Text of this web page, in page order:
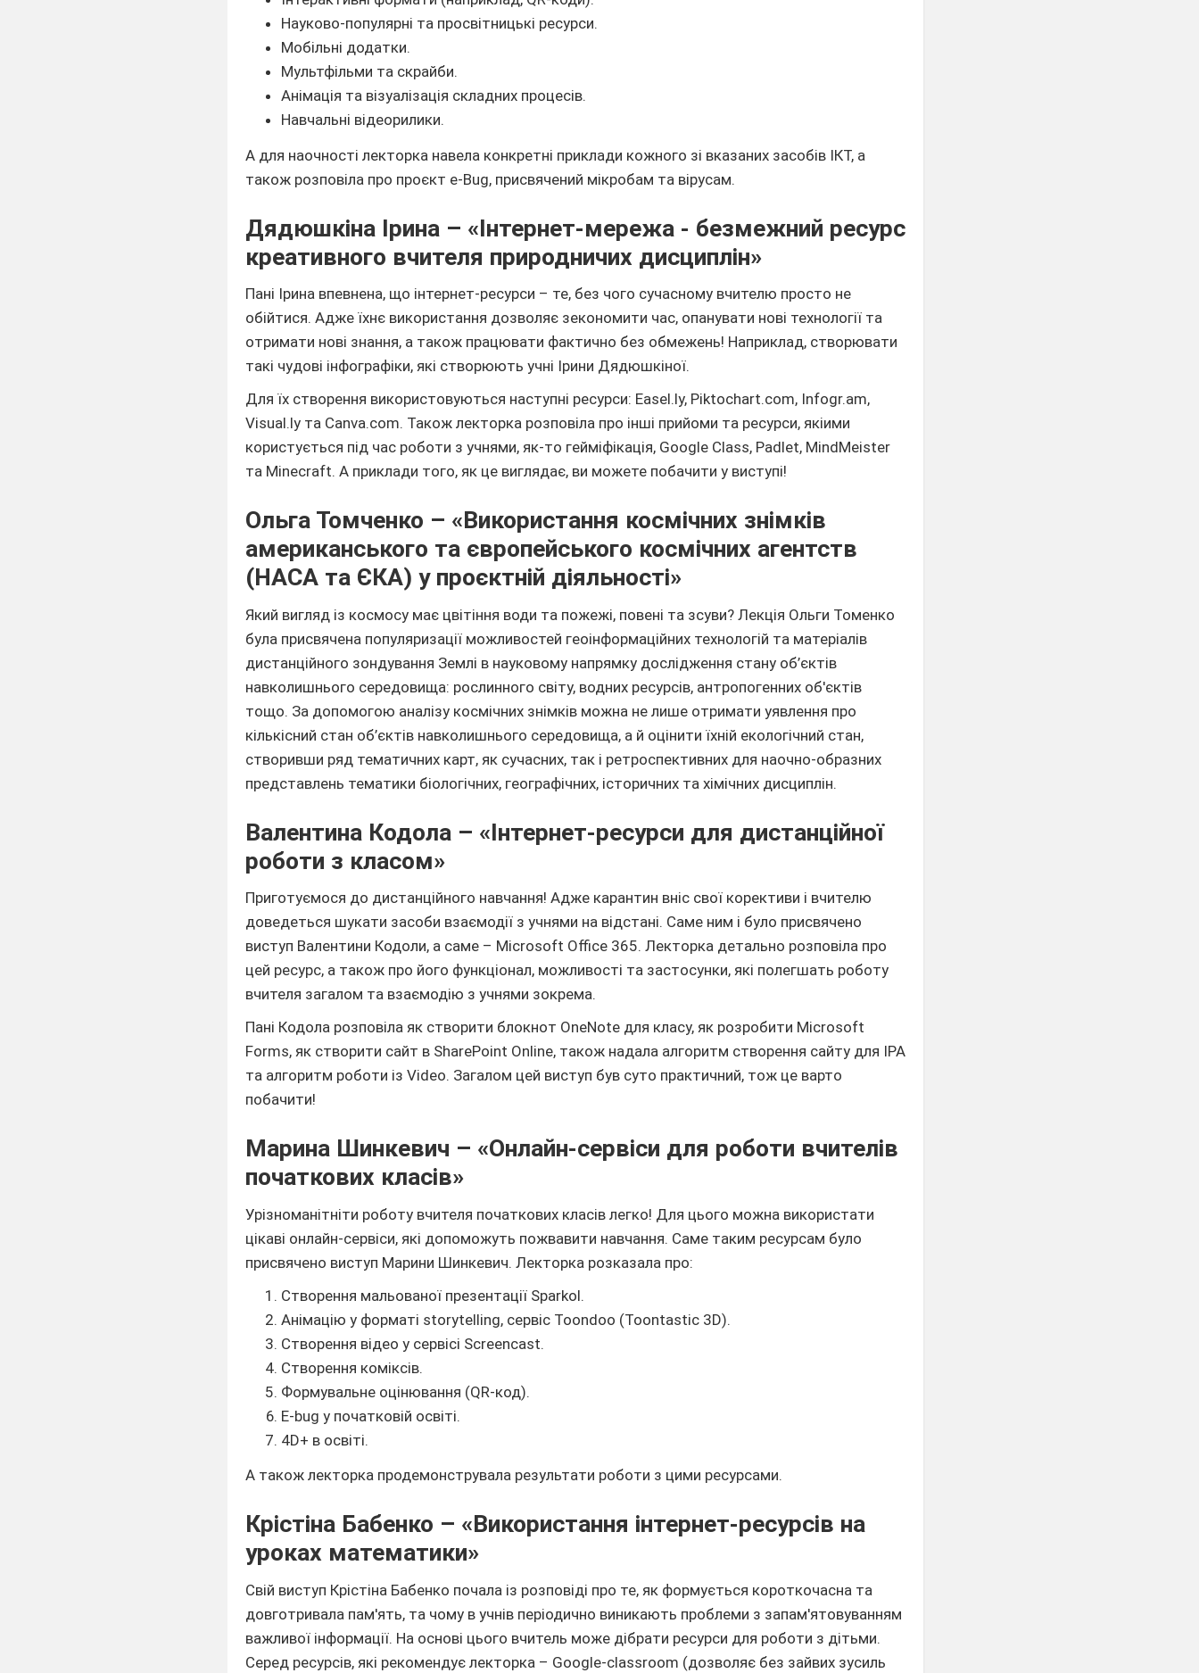
Науково-популярні та просвітницькі ресурси.
Мобільні додатки.
Мультфільми та скрайби.
Анімація та візуалізація складних процесів.
Навчальні відеорилики.
А для наочності лекторка навела конкретні приклади кожного зі вказаних засобів ІКТ, а
також розповіла про проєкт e-Bug, присвячений мікробам та вірусам.
Дядюшкіна Ірина – «Інтернет-мережа - безмежний ресурс
креативного вчителя природничих дисциплін»
Пані Ірина впевнена, що інтернет-ресурси – те, без чого сучасному вчителю просто не
обійтися. Адже їхнє використання дозволяє зекономити час, опанувати нові технології та
отримати нові знання, а також працювати фактично без обмежень! Наприклад, створювати
такі чудові інфографіки, які створюють учні Ірини Дядюшкіної.
Для їх створення використовуються наступні ресурси: Easel.ly​, Piktochart.com​, Infogr.am​,
Visual.ly​ та Canva.com. Також лекторка розповіла про інші прийоми та ресурси, якіими
користується під час роботи з учнями, як-то гейміфікація, Google Class, Padlet, MindMeister
та Minecraft. А приклади того, як це виглядає, ви можете побачити у виступі!
Ольга Томченко – «Використання космічних знімків
американського та європейського космічних агентств
(НАСА та ЄКА) у проєктній діяльності»
Який вигляд із космосу має цвітіння води та пожежі, повені та зсуви? Лекція Ольги Томенко
була присвячена популяризації можливостей геоінформаційних технологій та матеріалів
дистанційного зондування Землі в науковому напрямку дослідження стану об’єктів
навколишнього середовища: рослинного світу, водних ресурсів, антропогенних об'єктів
тощо. За допомогою аналізу космічних знімків можна не лише отримати уявлення про
кількісний стан об’єктів навколишнього середовища, а й оцінити їхній екологічний стан,
створивши ряд тематичних карт, як сучасних, так і ретроспективних для наочно-образних
представлень тематики біологічних, географічних, історичних та хімічних дисциплін.
Валентина Кодола – «Інтернет-ресурси для дистанційної
роботи з класом»
Приготуємося до дистанційного навчання! Адже карантин вніс свої корективи і вчителю
доведеться шукати засоби взаємодії з учнями на відстані. Саме ним і було присвячено
виступ Валентини Кодоли, а саме – Microsoft Office 365. Лекторка детально розповіла про
цей ресурс, а також про його функціонал, можливості та застосунки, які полегшать роботу
вчителя загалом та взаємодію з учнями зокрема.
Пані Кодола розповіла як створити блокнот OneNote для класу​, як розробити Microsoft
Forms, як створити сайт в SharePoint Online​, також надала алгоритм створення сайту для ІРА​
та алгоритм роботи із Video​. Загалом цей виступ був суто практичний, тож це варто
побачити!
Марина Шинкевич – «Онлайн-сервіси для роботи вчителів
початкових класів»
Урізноманітніти роботу вчителя початкових класів легко! Для цього можна використати
цікаві онлайн-сервіси, які допоможуть пожвавити навчання. Саме таким ресурсам було
присвячено виступ Марини Шинкевич. Лекторка розказала про:
Створення мальованої презентації Sparkol.
Анімацію у форматі storytelling, сервіс Toondoo (Toontastic 3D).
Створення відео у сервісі Screencast.
Створення коміксів.
Формувальне оцінювання (QR-код).
E-bug у початковій освіті.
4D+ в освіті.
А також лекторка продемонструвала результати роботи з цими ресурсами.
Крістіна Бабенко – «Використання інтернет-ресурсів на
уроках математики»
Свій виступ Крістіна Бабенко почала із розповіді про те, як формується короткочасна та
довготривала пам'ять, та чому в учнів періодично виникають проблеми з запам'ятовуванням
важливої інформації. На основі цього вчитель може дібрати ресурси для роботи з дітьми.
Серед ресурсів, які рекомендує лекторка – Google-classroom (дозволяє без зайвих зусиль